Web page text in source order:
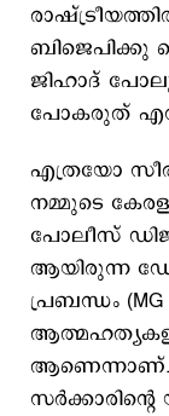
ബിജെപിക്കു
ജിഹാദ്
പോകരുത്
എത്രയോ
നമ്മുടെ
പോലീസ്
ആയിരുന്ന
പ്രബന്ധം (MG
ആണെന്നാണ്.